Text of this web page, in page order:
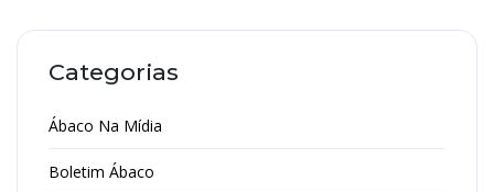
Categorias
Ábaco Na Mídia
Boletim Ábaco